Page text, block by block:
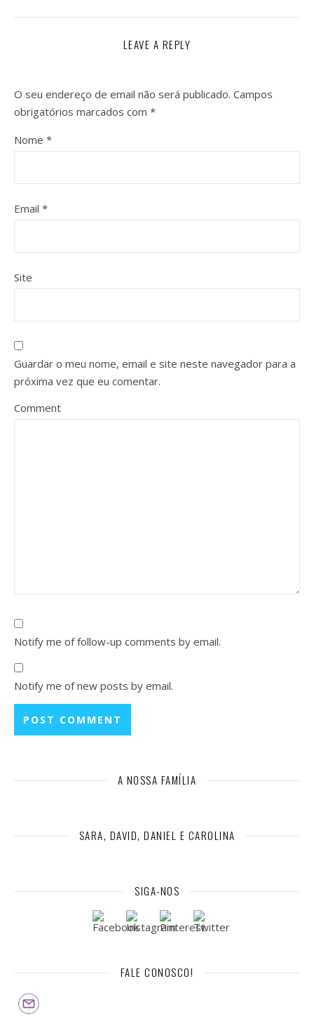
LEAVE A REPLY
O seu endereço de email não será publicado. Campos
obrigatórios marcados com *
Nome *
Email *
Site
Guardar o meu nome, email e site neste navegador para a
próxima vez que eu comentar.
Comment
Notify me of follow-up comments by email.
Notify me of new posts by email.
A NOSSA FAMÍLIA
SARA, DAVID, DANIEL E CAROLINA
SIGA-NOS
FALE CONOSCO!